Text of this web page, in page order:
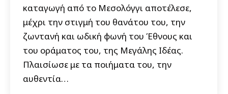
καταγωγή από το Μεσολόγγι αποτέλεσε,
μέχρι την στιγμή του θανάτου του, την
ζωντανή και ωδική φωνή του Έθνους και
του οράματος του, της Μεγάλης Ιδέας.
Πλαισίωσε με τα ποιήματα του, την
αυθεντία…